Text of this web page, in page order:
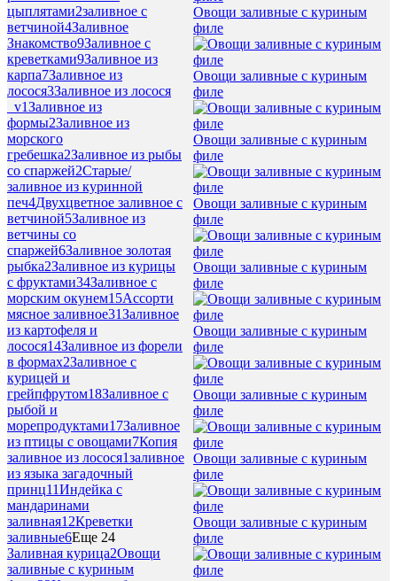
цыплятами2заливное с
ветчиной4Заливное
Знакомство9Заливное с
креветками9Заливное из
карпа7Заливное из
лосося3Заливное из лосося
_v1Заливное из
формы2Заливное из
морского
гребешка2Заливное из рыбы
со спаржей2Старые/
заливное из куринной
печ4Двухцветное заливное с
ветчиной5Заливное из
ветчины со
спаржей6Заливное золотая
рыбка2Заливное из курицы
с фруктами34Заливное с
морским окунем15Ассорти
мясное заливное31Заливное
из картофеля и
лосося14Заливное из форели
в формах2Заливное с
курицей и
грейпфрутом18Заливное с
рыбой и
морепродуктами17Заливное
из птицы с овощами7Копия
заливное из лосося1заливное
из языка загадочный
принц11Индейка с
мандаринами
заливная12Креветки
заливные6Еще 24
Заливная курица2Овощи
заливные с куриным
Овощи заливные с куриным
филе
Овощи заливные с куриным
филе
Овощи заливные с куриным
филе
Овощи заливные с куриным
филе
Овощи заливные с куриным
филе
Овощи заливные с куриным
филе
Овощи заливные с куриным
филе
Овощи заливные с куриным
филе
Овощи заливные с куриным
филе